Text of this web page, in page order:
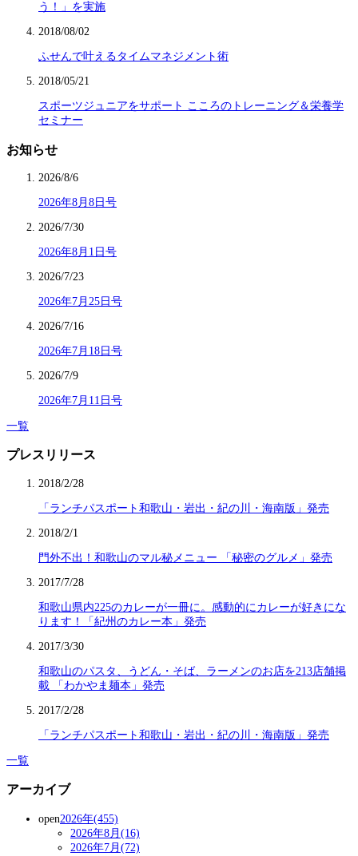
う！」を実施
2018/08/02
ふせんで叶えるタイムマネジメント術
2018/05/21
スポーツジュニアをサポート こころのトレーニング＆栄養学
セミナー
お知らせ
2026/8/6
2026年8月8日号
2026/7/30
2026年8月1日号
2026/7/23
2026年7月25日号
2026/7/16
2026年7月18日号
2026/7/9
2026年7月11日号
一覧
プレスリリース
2018/2/28
「ランチパスポート和歌山・岩出・紀の川・海南版」発売
2018/2/1
門外不出！和歌山のマル秘メニュー 「秘密のグルメ」発売
2017/7/28
和歌山県内225のカレーが一冊に。感動的にカレーが好きにな
ります！「紀州のカレー本」発売
2017/3/30
和歌山のパスタ、うどん・そば、ラーメンのお店を213店舗掲
載 「わかやま麺本」発売
2017/2/28
「ランチパスポート和歌山・岩出・紀の川・海南版」発売
一覧
アーカイブ
open2026年(455)
2026年8月(16)
2026年7月(72)